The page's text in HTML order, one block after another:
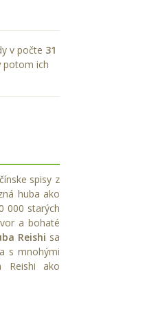
v počte 31
potom ich
spisy z
huba ako
000 starých
a bohaté
Reishi sa
s mnohými
Reishi ako